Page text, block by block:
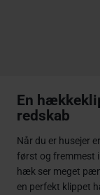
En
redskab
Når du er husejer
først og fremmest
hæk ser meget
en perfekt klippet